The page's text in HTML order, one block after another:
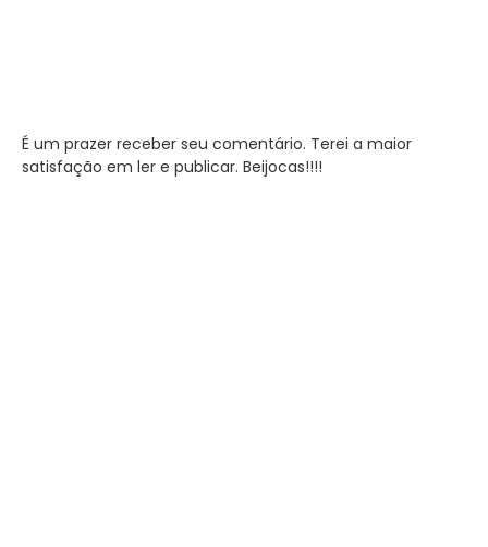
É um prazer receber seu comentário. Terei a maior
satisfação em ler e publicar. Beijocas!!!!